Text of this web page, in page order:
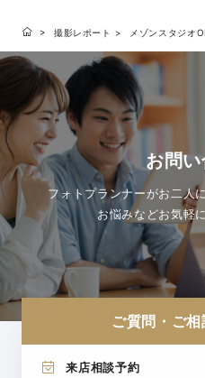
撮影レポート メゾンスタジオ
お問
フォトプランナーがお二人
お悩みなどお気軽
ご質問・ご
来店相談予約